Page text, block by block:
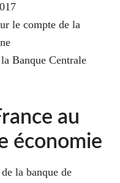
le compte de la
Banque Centrale
au
économie
la banque de